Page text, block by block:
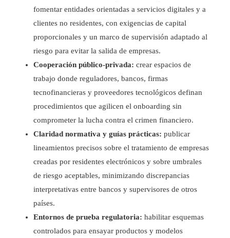
fomentar entidades orientadas a servicios digitales y a
clientes no residentes, con exigencias de capital
proporcionales y un marco de supervisión adaptado al
riesgo para evitar la salida de empresas.
Cooperación público-privada: crear espacios de
trabajo donde reguladores, bancos, firmas
tecnofinancieras y proveedores tecnológicos definan
procedimientos que agilicen el onboarding sin
comprometer la lucha contra el crimen financiero.
Claridad normativa y guías prácticas: publicar
lineamientos precisos sobre el tratamiento de empresas
creadas por residentes electrónicos y sobre umbrales
de riesgo aceptables, minimizando discrepancias
interpretativas entre bancos y supervisores de otros
países.
Entornos de prueba regulatoria: habilitar esquemas
controlados para ensayar productos y modelos